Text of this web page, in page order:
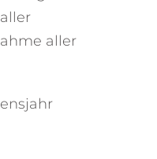
aller